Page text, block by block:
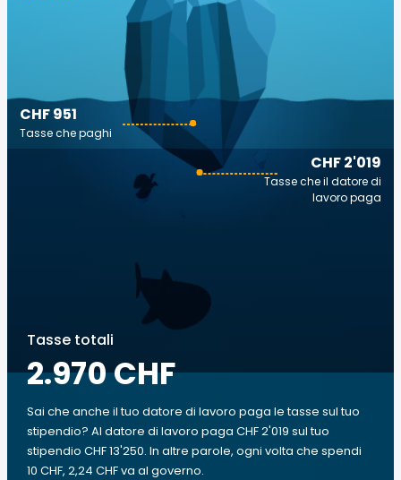
CHF 2'019
Tasse che il datore di
lavoro paga
CHF 951
Tasse che paghi
Tasse totali
2.970 CHF
Sai che anche il tuo datore di lavoro paga le tasse sul tuo
stipendio? Al datore di lavoro paga CHF 2'019 sul tuo
stipendio CHF 13'250. In altre parole, ogni volta che spendi
10 CHF, 2,24 CHF va al governo.